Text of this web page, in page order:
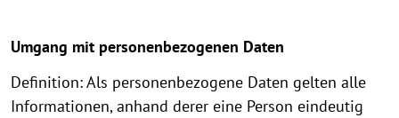
Umgang mit personenbezogenen Daten
Definition: Als personenbezogene Daten gelten alle
Informationen, anhand derer eine Person eindeutig